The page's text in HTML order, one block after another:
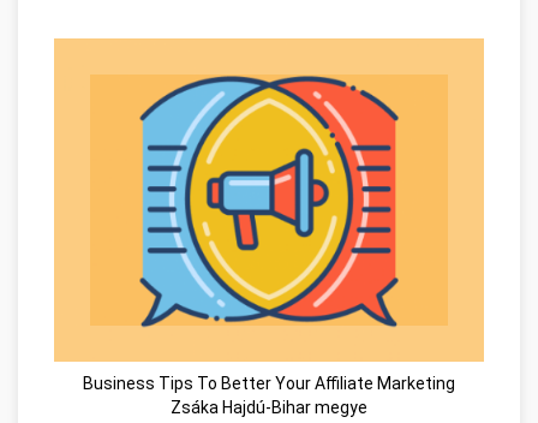
Business Tips To Better Your Affiliate Marketing
Zsáka Hajdú-Bihar megye